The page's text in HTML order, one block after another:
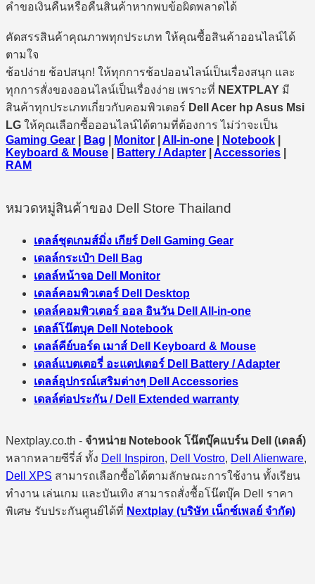
คำขอเงินคืนหรือคืนสินค้าหากพบข้อผิดพลาดได้
คัดสรรสินค้าคุณภาพทุกประเภท ให้คุณซื้อสินค้าออนไลน์ได้
ตามใจ
ช้อปง่าย ช้อปสนุก! ให้ทุกการช้อปออนไลน์เป็นเรื่องสนุก และ
ทุกการสั่งของออนไลน์เป็นเรื่องง่าย เพราะที่ NEXTPLAY มี
สินค้าทุกประเภทเกี่ยวกับคอมพิวเตอร์ Dell Acer hp Asus Msi
LG ให้คุณเลือกซื้อออนไลน์ได้ตามที่ต้องการ ไม่ว่าจะเป็น
Gaming Gear
Bag Monitor All-in-one Notebook
Keyboard & Mouse
Battery / Adapter Accessories
RAM
หมวดหมู่สินค้าของ Dell Store Thailand
เดลล์ชุดเกมส์มิ่ง เกียร์ Dell Gaming Gear
เดลล์กระเป๋า Dell Bag
เดลล์หน้าจอ Dell Monitor
เดลล์คอมพิวเตอร์ Dell Desktop
เดลล์คอมพิวเตอร์ ออล อินวัน Dell All-in-one
เดลล์โน๊ตบุค Dell Notebook
เดลล์คีย์บอร์ด เมาส์ Dell Keyboard & Mouse
เดลล์แบตเตอรี่ อะแดปเตอร์ Dell Battery / Adapter
เดลล์อุปกรณ์เสริมต่างๆ Dell Accessories
เดลล์ต่อประกัน / Dell Extended warranty
Nextplay.co.th - จำหน่าย Notebook โน๊ตบุ๊คแบร์น Dell (เดลล์)
หลากหลายซีรี่ส์ ทั้ง Dell Inspiron, Dell Vostro, Dell Alienware,
Dell XPS สามารถเลือกซื้อได้ตามลักษณะการใช้งาน ทั้งเรียน
ทำงาน เล่นเกม และบันเทิง สามารถสั่งซื้อโน๊ตบุ๊ค Dell ราคา
พิเศษ รับประกันศูนย์ได้ที่ Nextplay (บริษัท เน็กซ์เพลย์ จำกัด)